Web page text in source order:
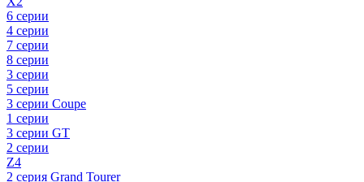
6 серии
4 серии
7 серии
8 серии
3 серии
5 серии
3 серии Coupe
1 серии
3 серии GT
2 серии
Z4
2 серия Grand Tourer